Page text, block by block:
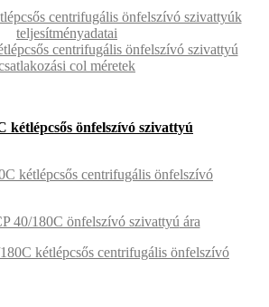
kétlépcsős önfelszívó szivattyú
40/180C önfelszívó szivattyú ára
kétlépcsős centrifugális önfelszívó